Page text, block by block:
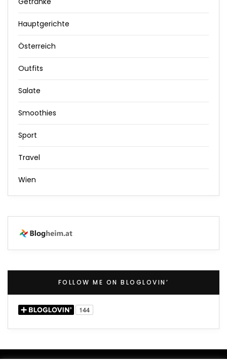
Hauptgerichte
Österreich
Outfits
Salate
Smoothies
Sport
Travel
Wien
FOLLOW ME ON BLOGLOVIN’